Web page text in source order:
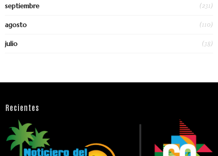
septiembre (231)
agosto (110)
julio (38)
Recientes